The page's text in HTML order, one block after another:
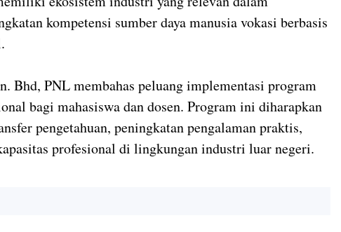
kompetensi sumber daya manusia vokasi berbasis
Bhd, PNL membahas peluang implementasi program
bagi mahasiswa dan dosen. Program ini diharapkan
pengetahuan, peningkatan pengalaman praktis,
profesional di lingkungan industri luar negeri.